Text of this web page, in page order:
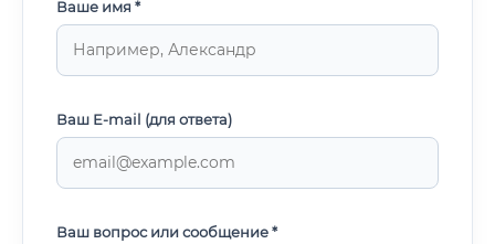
Ваше имя *
Ваш E-mail (для ответа)
Ваш вопрос или сообщение *